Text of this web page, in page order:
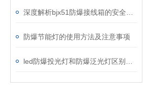
防爆节能灯的使用方法及注意事项